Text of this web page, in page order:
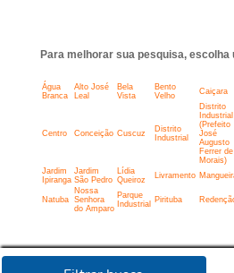
Para melhorar sua pesquisa, escolha
Água
Branca
Alto José
Leal
Bela
Vista
Bento
Velho
Caiçara
Centro Conceição Cuscuz
Distrito
Industrial
Distrito
Industrial
(Prefeito
José
Augusto
Ferrer de
Morais)
Jardim
Ipiranga
Jardim
São Pedro
Lídia
Queiroz
Livramento
Natuba
Nossa
Senhora
do Amparo
Parque
Industrial
Pirituba